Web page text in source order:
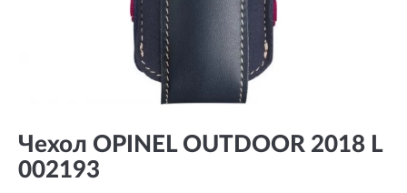
Чехол OPINEL OUTDOOR 2018 L
002193